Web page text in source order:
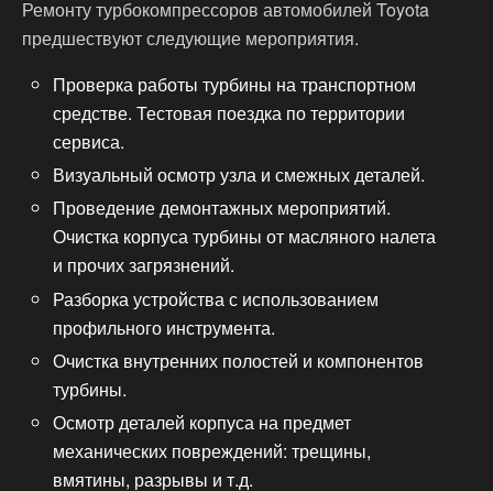
Ремонту турбокомпрессоров автомобилей Toyota
предшествуют следующие мероприятия.
Проверка работы турбины на транспортном
средстве. Тестовая поездка по территории
сервиса.
Визуальный осмотр узла и смежных деталей.
Проведение демонтажных мероприятий.
Очистка корпуса турбины от масляного налета
и прочих загрязнений.
Разборка устройства с использованием
профильного инструмента.
Очистка внутренних полостей и компонентов
турбины.
Осмотр деталей корпуса на предмет
механических повреждений: трещины,
вмятины, разрывы и т.д.